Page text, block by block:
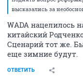
высказались за
WADA нацелилось
китайский
Сценарий тот же.
еще зимние будут.
ОТВЕТИТЬ